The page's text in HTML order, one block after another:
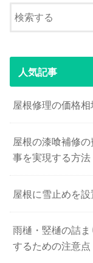
人気記事
屋根修理の価格
屋根の漆喰補修
事を実現する方法
屋根に雪止めを
雨樋・竪樋の詰
するための注意点